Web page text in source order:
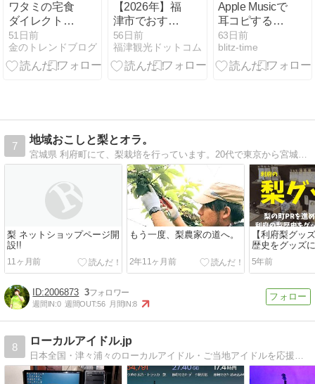
ワタミの宅食
ダイレクト
「いつでも三
菜」「しっか
りおかず」の
較！
51日前
金のトレンドブログ
【2026年】福
津市でおすす
めの海水浴場
はどこ？福間
と津屋崎のビ
56日前
福津観光ドットコム
Apple Musicで
耳コピする方
法｜初心者向
け完全ガイ
ド」
63日前
blitz-time
7
地域おこしと梨とオラ。
宮城県 利府町にて、梨栽培を行っています。20代で東京から宮城にJターン。農業は未経験ですが一人前になれるよう日々奮闘中です。目指せ、6次産業化！
梨 ネットショップページ開
設!!
11ヶ月前
もう一度、梨農家の道へ。
2年11ヶ月前
【利府梨グッ
歴史をグッズ
梨帆前掛けや
梨の町PRを進
5年前
2006873 3
週間IN:0 週間OUT:56 月間IN:8
8
ローカルアイドル.jp